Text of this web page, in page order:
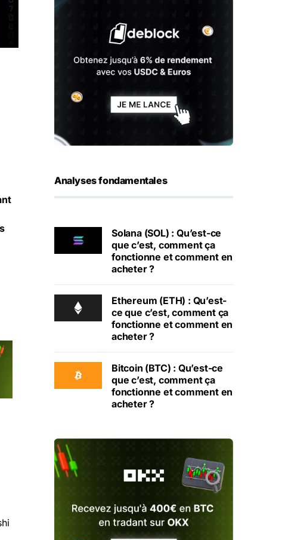
Analyses fondamentales
Solana (SOL) : Qu’est-ce
que c’est, comment ça
fonctionne et comment en
acheter ?
Ethereum (ETH) : Qu’est-
ce que c’est, comment ça
fonctionne et comment en
acheter ?
Bitcoin (BTC) : Qu’est-ce
que c’est, comment ça
fonctionne et comment en
acheter ?